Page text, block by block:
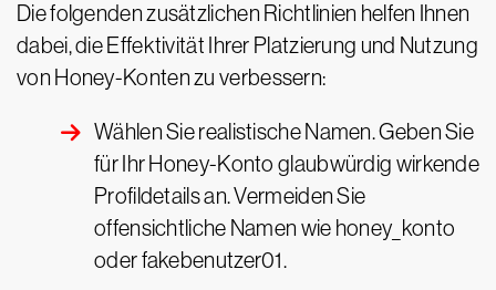
Die folgenden zusätzlichen Richtlinien helfen Ihnen
dabei, die Effektivität Ihrer Platzierung und Nutzung
von Honey-Konten zu verbessern:
Wählen Sie realistische Namen. Geben Sie
für Ihr Honey-Konto glaubwürdig wirkende
Profildetails an. Vermeiden Sie
offensichtliche Namen wie honey_konto
oder fakebenutzer01.